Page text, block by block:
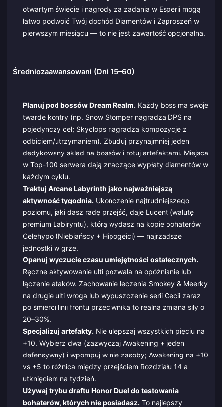
otwartym świecie i nagrody za zadania w Esperii mogą
łatwo podwoić Twój dochód Diamentów i Zaproszeń w
pierwszym miesiącu — to nie jest zawartość opcjonalna.
Średniozaawansowani (Dni 15–60)
Planuj pod bossów Dream Realm. Każdy boss ma swoje
twarde kontry (np. Snow Stomper nagradza DPS na
pojedynczy cel; Skyclops nagradza kompozycje z
odbiciem/utrzymaniem). Zbuduj przynajmniej jeden
dedykowany skład na bossów i rotuj artefaktami. Miejsca
w Top-100 serwera dają znaczące wypłaty diamentów w
każdym cyklu.
Traktuj Arcane Labyrinth jako najważniejszą
aktywność tygodnia. Ukończenie najtrudniejszego
poziomu, jaki dasz radę przejść, daje Lucent (walutę
premium Labiryntu), którą wydasz na kopie bohaterów
Celehypo (Niebiańscy + Hipogeici) — najrzadsze
jednostki w grze.
Opanuj wyczucie czasu umiejętności ostatecznych.
Ręczne aktywowanie ulti pozwala na opóźnianie lub
łączenie ataków. Zachowanie leczenia Smokey & Meerky
na drugie ulti wroga lub wypuszczenie serii Cecii zaraz
po śmierci linii frontu przeciwnika to realna zmiana siły o
20–30%.
Specjalizuj artefakty. Nie ulepszaj wszystkich pięciu na
+10. Wybierz dwa (zazwyczaj Awakening + jeden
defensywny) i wpompuj w nie zasoby; Awakening na +10
vs +5 to różnica między przejściem Rozdziału 14 a
utknięciem na tydzień.
Używaj trybu draftu Honor Duel do testowania
bohaterów, których nie posiadasz. To najlepszy